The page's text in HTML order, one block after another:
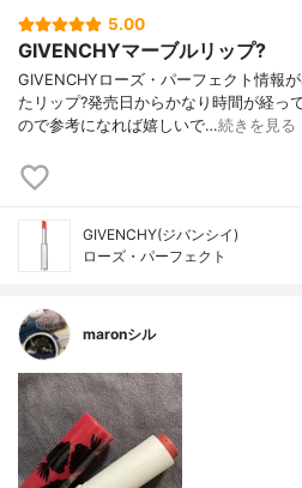
5.00
GIVENCHYマーブルリップ?
GIVENCHYローズ・パーフェクト情報
たリップ?発売日からかなり時間が経っ
ので参考になれば嬉しいで…続きを見る
GIVENCHY(ジバンシイ)
ローズ・パーフェクト
maronシル